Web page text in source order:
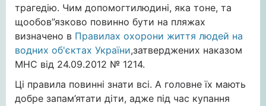
трагедію. Чим допомогтилюдині, яка тоне, та
щообов”язково повинно бути на пляжах
визначено в Правилах охорони життя людей на
водних об'єктах України,затверджених наказом
МНС від 24.09.2012 № 1214.
Ці правила повинні знати всі. А головне їх мають
добре запам’ятати діти, адже під час купання